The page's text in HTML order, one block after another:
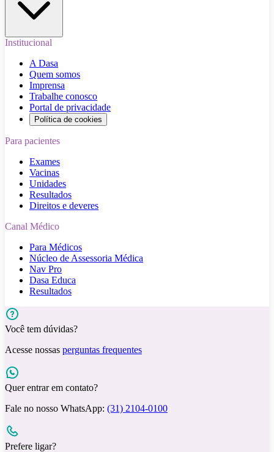
Institucional
A Dasa
Quem somos
Imprensa
Trabalhe conosco
Portal de privacidade
Política de cookies
Para pacientes
Exames
Vacinas
Unidades
Resultados
Direitos e deveres
Canal Médico
Para Médicos
Núcleo de Assessoria Médica
Nav Pro
Dasa Educa
Resultados
Você tem dúvidas?
Acesse nossas perguntas frequentes
Quer entrar em contato?
Fale no nosso WhatsApp: (31) 2104-0100
Prefere ligar?